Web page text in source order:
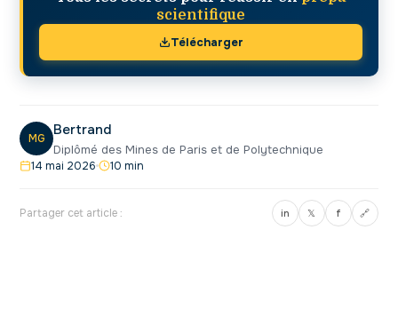
scientifique
Télécharger
MG
Bertrand
Diplômé des Mines de Paris et de Polytechnique
14 mai 2026 10 min
Partager cet article : in 𝕏 f 🔗